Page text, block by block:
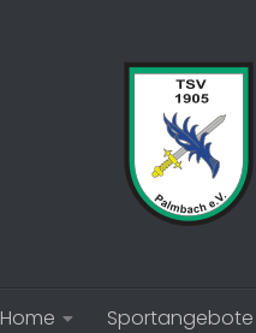
Home Sportangebote